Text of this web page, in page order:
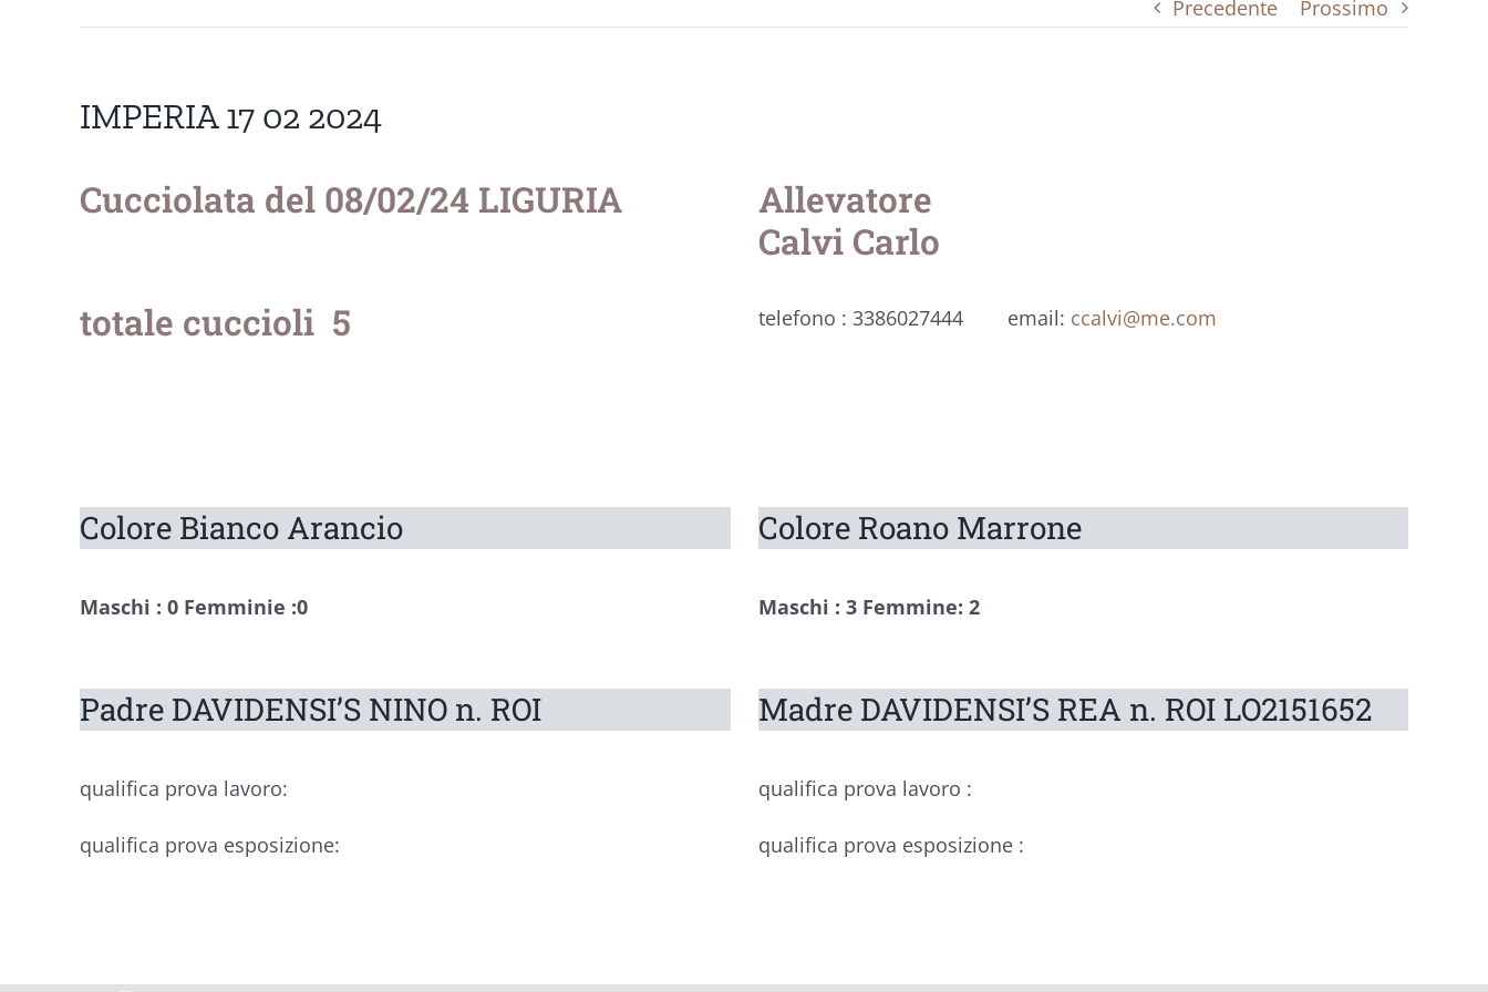
Precedente Prossimo
IMPERIA 17 02 2024
Cucciolata del 08/02/24 LIGURIA
totale cuccioli 5
Allevatore
Calvi Carlo
telefono : 3386027444 email: ccalvi@me.com
Colore Bianco Arancio
Maschi : 0 Femminie :0
Padre DAVIDENSI’S NINO n. ROI
qualifica prova lavoro:
qualifica prova esposizione:
Colore Roano Marrone
Maschi : 3 Femmine: 2
Madre DAVIDENSI’S REA n. ROI LO2151652
qualifica prova lavoro :
qualifica prova esposizione :